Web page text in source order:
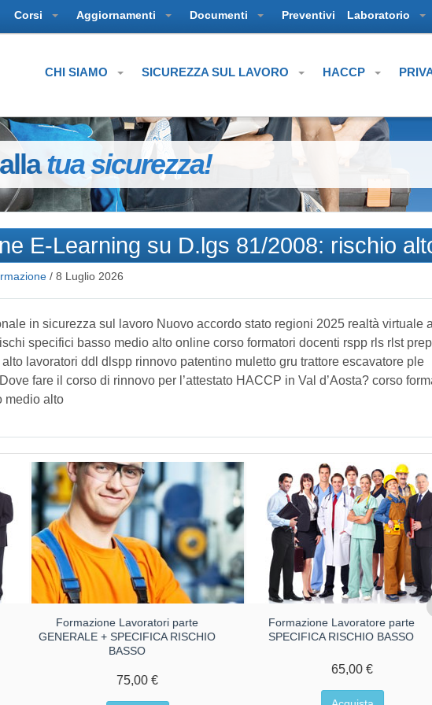
Corsi Aggiornamenti Documenti Preventivi Laboratorio
CHI SIAMO SICUREZZA SUL LAVORO HACCP
tua sicurezza!
E-Learning su D.lgs 81/2008: rischio
/ 8 Luglio 2026
in sicurezza sul lavoro Nuovo accordo stato regioni 2025 realtà virtuale
specifici basso medio alto online corso formatori docenti rspp rls rlst
lavoratori ddl dlspp rinnovo patentino muletto gru trattore escavatore ple
fare il corso di rinnovo per l’attestato HACCP in Val d’Aosta? corso
medio alto
Formazione Lavoratori parte
GENERALE + SPECIFICA RISCHIO
BASSO
75,00 €
Formazione Lavoratore parte
SPECIFICA RISCHIO BASSO
65,00 €